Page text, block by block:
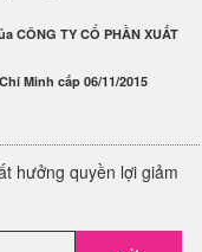
CÔNG TY CỔ PHẦN XUẤT
Minh cấp 06/11/2015
hưởng quyền lợi giảm